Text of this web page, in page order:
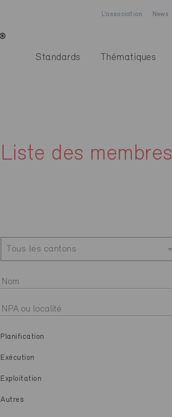
L’association News
Standards Thématiques
Liste des membres
Tous les cantons
Planification
Exécution
Exploitation
Autres